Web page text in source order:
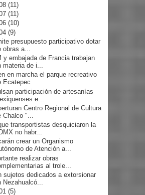
(11)
(11)
(10)
(9)
presupuesto participativo dotar
obras a...
y embajada de Francia trabajan
materia de i...
en marcha el parque recreativo
Ecatepec
participación de artesanías
e...
Centro Regional de Cultura
Chalco "...
transportistas desquiciaron la
no habr...
crear un Organismo
de Atención a...
realizar obras
al trole...
sujetos dedicados a extorsionar
Nezahualcó...
(5)